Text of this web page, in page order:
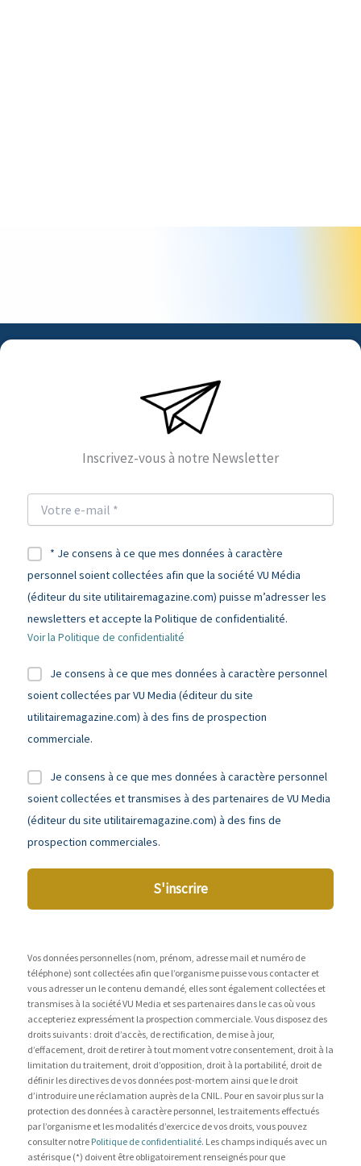
Inscrivez-vous à notre Newsletter
* Je consens à ce que mes données à caractère
personnel soient collectées afin que la société VU Média
(éditeur du site utilitairemagazine.com) puisse m’adresser les
newsletters et accepte la Politique de confidentialité.
Voir la Politique de confidentialité
Je consens à ce que mes données à caractère personnel
soient collectées par VU Media (éditeur du site
utilitairemagazine.com) à des fins de prospection
commerciale.
Je consens à ce que mes données à caractère personnel
soient collectées et transmises à des partenaires de VU Media
(éditeur du site utilitairemagazine.com) à des fins de
prospection commerciales.
S'inscrire
Vos données personnelles (nom, prénom, adresse mail et numéro de
téléphone) sont collectées afin que l’organisme puisse vous contacter et
vous adresser un le contenu demandé, elles sont également collectées et
transmises à la société VU Media et ses partenaires dans le cas où vous
accepteriez expressément la prospection commerciale. Vous disposez des
droits suivants : droit d’accès, de rectification, de mise à jour,
d’effacement, droit de retirer à tout moment votre consentement, droit à la
limitation du traitement, droit d’opposition, droit à la portabilité, droit de
définir les directives de vos données post-mortem ainsi que le droit
d’introduire une réclamation auprès de la CNIL. Pour en savoir plus sur la
protection des données à caractère personnel, les traitements effectués
par l’organisme et les modalités d’exercice de vos droits, vous pouvez
consulter notre Politique de confidentialité. Les champs indiqués avec un
astérisque (*) doivent être obligatoirement renseignés pour que